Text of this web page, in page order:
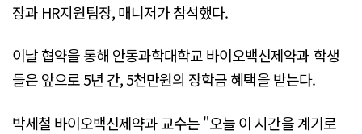
장과 HR지원팀장, 매니저가 참석했다.
이날 협약을 통해 안동과학대학교 바이오백신제약과 학생
들은 앞으로 5년 간, 5천만원의 장학금 혜택을 받는다.
박세철 바이오백신제약과 교수는 "오늘 이 시간을 계기로